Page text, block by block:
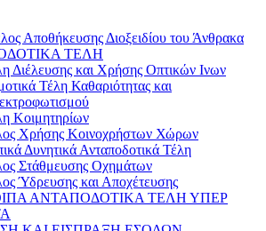
Αποθήκευσης Διοξειδίου του Άνθρακα
ΤΕΛΗ
Διέλευσης και Χρήσης Οπτικών Ινων
Τέλη Καθαριότητας και
Κοιμητηρίων
Χρήσης Κοινοχρήστων Χώρων
Δυνητικά Ανταποδοτικά Τέλη
Στάθμευσης Οχημάτων
Ύδρευσης και Αποχέτευσης
ΑΝΤΑΠΟΔΟΤΙΚΑ ΤΕΛΗ ΥΠΕΡ